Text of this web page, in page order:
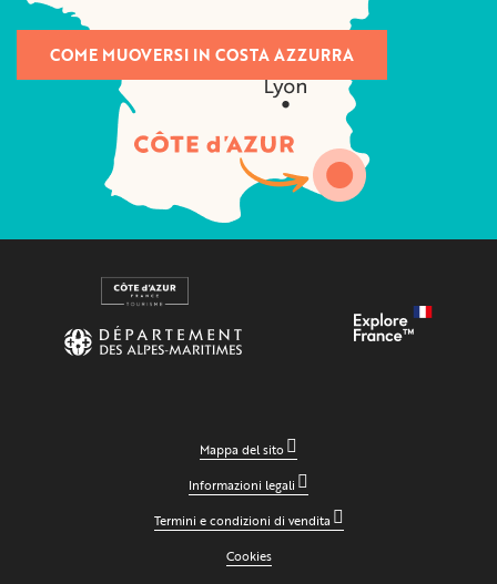
COME MUOVERSI IN COSTA AZZURRA
Mappa del sito
Informazioni legali
Termini e condizioni di vendita
Cookies